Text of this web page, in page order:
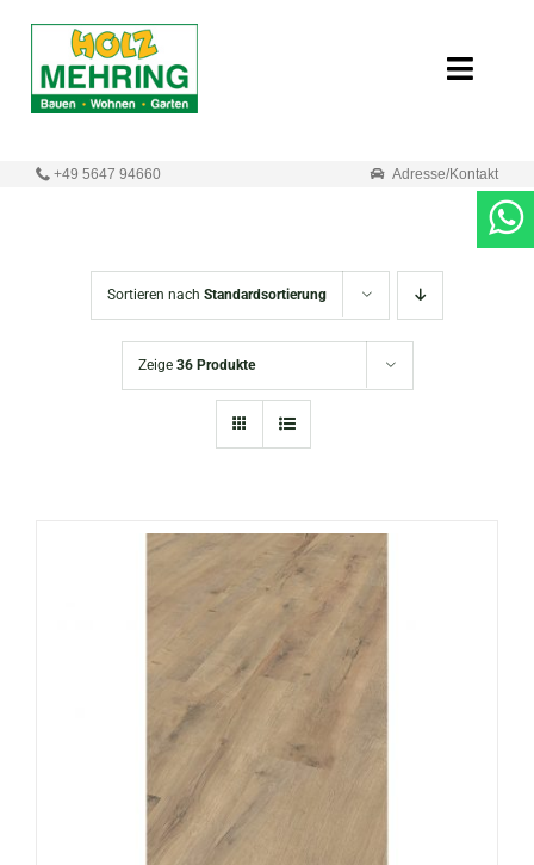
springen
Toggle
Neuigkeiten
+49 5647 94660 Adresse/Kontakt
Sortieren nach Standardsortierung
Zeige 36 Produkte